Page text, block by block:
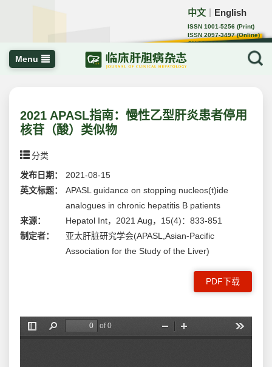
中文 English
ISSN 1001-5256 (Print)
ISSN 2097-3497 (Online)
CN 22-1108/R
Menu
2021 APASL指南：慢性乙型肝炎患者停用
核苷（酸）类似物
分类
发布日期：
2021-08-15
英文标题：
APASL guidance on stopping nucleos(t)ide
analogues in chronic hepatitis B patients
来源：
Hepatol Int，2021 Aug，15(4)：833-851
制定者：
亚太肝脏研究学会(APASL,Asian-Pacific
Association for the Study of the Liver)
PDF下载